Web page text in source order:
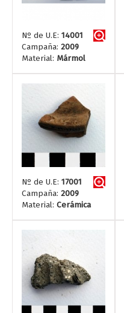
Nº de U.E: 14001
Campaña: 2009
Material: Mármol
Nº de U.E: 17001
Campaña: 2009
Material: Cerámica